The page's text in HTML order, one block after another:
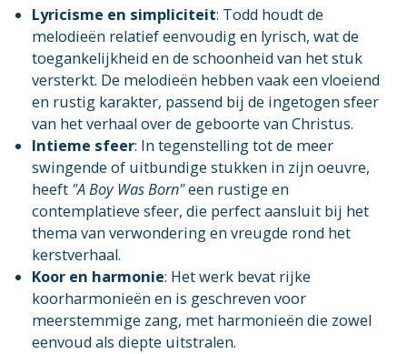
Lyricisme en simpliciteit: Todd houdt de
melodieën relatief eenvoudig en lyrisch, wat de
toegankelijkheid en de schoonheid van het stuk
versterkt. De melodieën hebben vaak een vloeiend
en rustig karakter, passend bij de ingetogen sfeer
van het verhaal over de geboorte van Christus.
Intieme sfeer: In tegenstelling tot de meer
swingende of uitbundige stukken in zijn oeuvre,
heeft "A Boy Was Born"een rustige en
contemplatieve sfeer, die perfect aansluit bij het
thema van verwondering en vreugde rond het
kerstverhaal.
Koor en harmonie: Het werk bevat rijke
koorharmonieën en is geschreven voor
meerstemmige zang, met harmonieën die zowel
eenvoud als diepte uitstralen.